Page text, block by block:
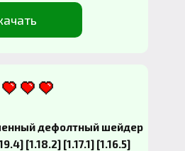
дефолтный шейдер
[1.18.2] [1.17.1] [1.16.5]